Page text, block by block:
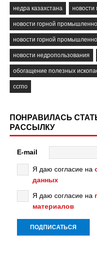
недра казахстана
новости горной
новости горной
новости недропользования
обогащение полезных
ссгпо
ПОНРАВИЛАСЬ
РАССЫЛКУ
E-mail
Я даю согласие на
данных
Я даю согласие на
материалов